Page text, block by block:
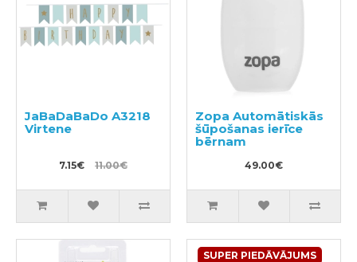
JaBaDaBaDo A3218
Virtene
7.15€ 11.00€
Zopa Automātiskās
šūpošanas ierīce
bērnam
49.00€
SUPER PIEDĀVĀJUMS